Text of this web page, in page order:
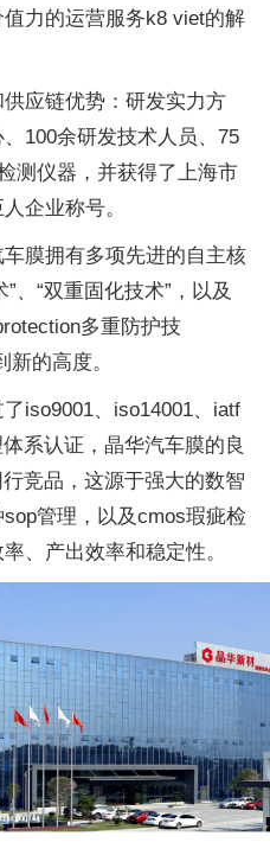
力的运营服务k8 viet的解
应链优势：研发实力方
100余研发技术人员、75
测仪器，并获得了上海市
企业称号。
膜拥有多项先进的自主核
、“双重固化技术”，以及
多重防护技
的高度。
iso9001、iso14001、iatf
系认证，晶华汽车膜的良
竞品，这源于强大的数智
管理，以及cmos瑕疵检
、产出效率和稳定性。